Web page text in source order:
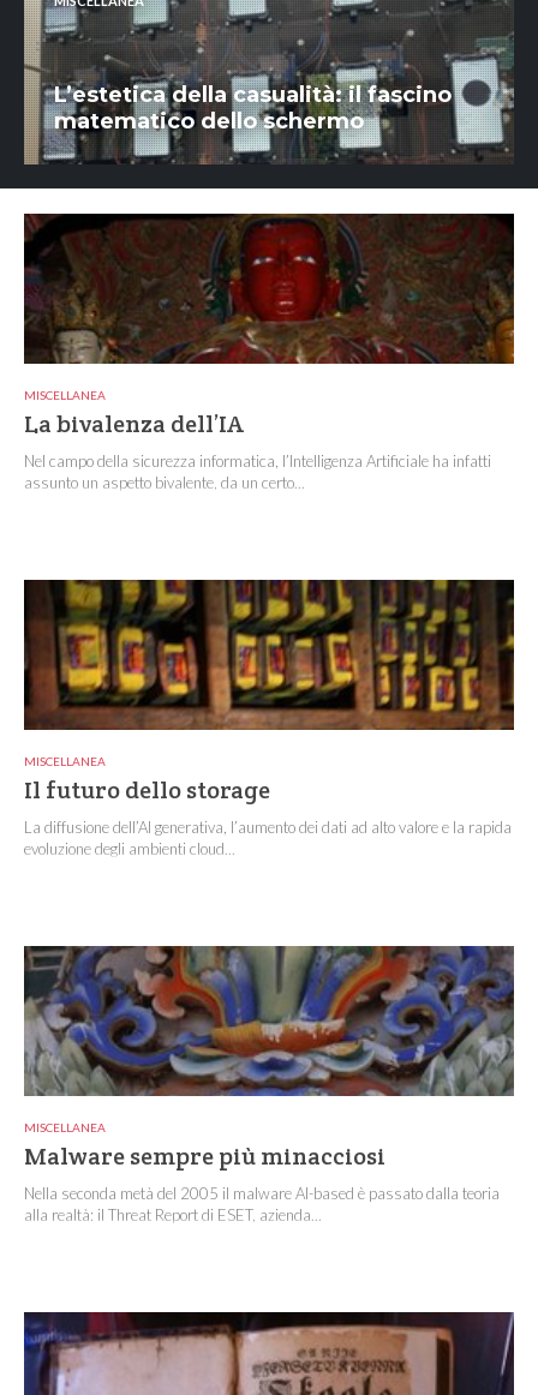
L’estetica della casualità: il fascino
matematico dello schermo
MISCELLANEA
La bivalenza dell’IA
Nel campo della sicurezza informatica, l’Intelligenza Artificiale ha infatti
assunto un aspetto bivalente, da un certo...
MISCELLANEA
Il futuro dello storage
La diffusione dell’AI generativa, l’aumento dei dati ad alto valore e la rapida
evoluzione degli ambienti cloud...
MISCELLANEA
Malware sempre più minacciosi
Nella seconda metà del 2005 il malware AI-based è passato dalla teoria
alla realtà: il Threat Report di ESET, azienda...